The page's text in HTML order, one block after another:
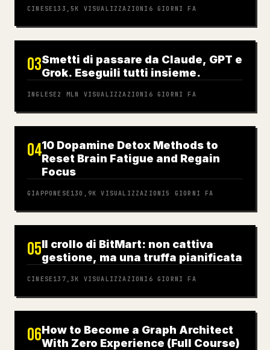
CINESE 133,5K VISUALIZZAZIONI 6 GIORNI FA
03Smetti di passare da Claude, GPT e
Grok. Eseguili tutti insieme.
INGLESE 2 MLN VISUALIZZAZIONI 6 GIORNI FA
0410 Dopamine Detox Methods to
Reset Brain Fatigue and Regain
Focus
GIAPPONESE 130,9K VISUALIZZAZIONI5 GIORNI FA
05Il crollo di BitMart: non cattiva
gestione, ma una truffa pianificata
CINESE 137,3K VISUALIZZAZIONI 6 GIORNI FA
06How to Become a Graph Architect
With Zero Experience (Full Course)